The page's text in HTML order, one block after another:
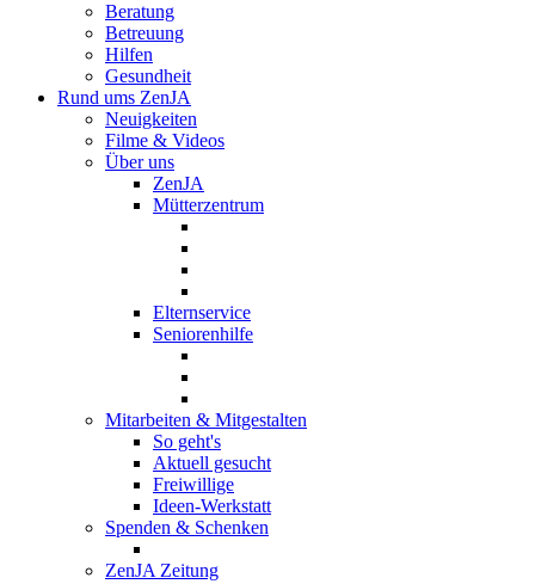
Beratung
Betreuung
Hilfen
Gesundheit
Rund ums ZenJA
Neuigkeiten
Filme & Videos
Über uns
ZenJA
Mütterzentrum
Elternservice
Seniorenhilfe
Mitarbeiten & Mitgestalten
So geht's
Aktuell gesucht
Freiwillige
Ideen-Werkstatt
Spenden & Schenken
ZenJA Zeitung